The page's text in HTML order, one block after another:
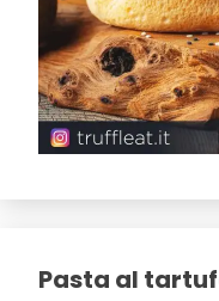
Pasta al